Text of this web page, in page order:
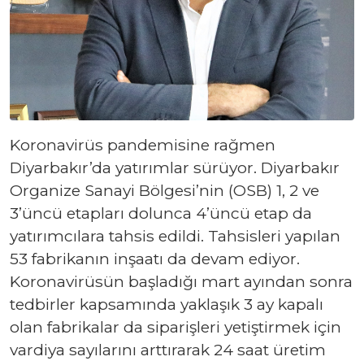
Koronavirüs pandemisine rağmen
Diyarbakır’da yatırımlar sürüyor. Diyarbakır
Organize Sanayi Bölgesi’nin (OSB) 1, 2 ve
3’üncü etapları dolunca 4’üncü etap da
yatırımcılara tahsis edildi. Tahsisleri yapılan
53 fabrikanın inşaatı da devam ediyor.
Koronavirüsün başladığı mart ayından sonra
tedbirler kapsamında yaklaşık 3 ay kapalı
olan fabrikalar da siparişleri yetiştirmek için
vardiya sayılarını arttırarak 24 saat üretim